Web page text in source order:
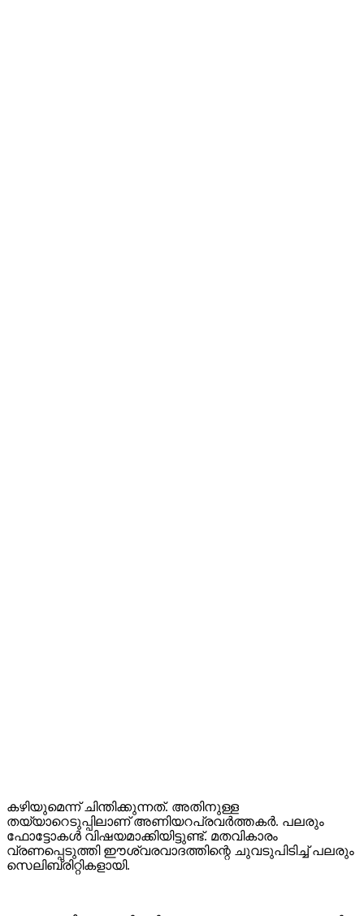
കഴിയുമെന്ന് ചിന്തിക്കുന്നത്. അതിനുള്ള
തയ്യാറെടുപ്പിലാണ് അണിയറപ്രവർത്തകർ. പലരും
ഫോട്ടോകൾ വിഷയമാക്കിയിട്ടുണ്ട്. മതവികാരം
വ്രണപ്പെടുത്തി ഈശ്വരവാദത്തിന്റെ ചുവടുപിടിച്ച് പലരും
സെലിബ്രിറ്റികളായി.